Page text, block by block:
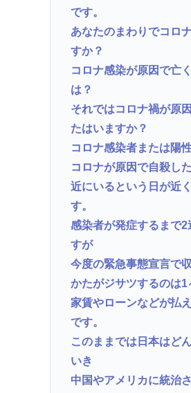
【画像】元ジャンポケ・斉藤慎
オリがインスタ更新！その内容
スペースX、株価大暴落
【悲報】沖縄民さん、台風と猛
週末消滅する模様www
産経新聞、東北で新聞発行休止へ
コロナ禍以上 飲食店からは悲
1%の基本方針を決定も…懸念さ
2位『イオン』3位『ヤオコー』
しいと思うスーパー】300名が
Powered by livedoor 相互RSS
です。
あなたのまわりでコロ
すか？
コロナ感染が原因で亡
は？
それではコロナ禍が原
たはいますか？
コロナ感染者または陽
コロナが原因で自殺し
近にいるという日が近
す。
感染者が発症するまで2
すが
今度の緊急事態宣言で
かたがジサツするのは1
家賃やローンなどが払
です。
このままでは日本はど
いき
中国やアメリカに統治